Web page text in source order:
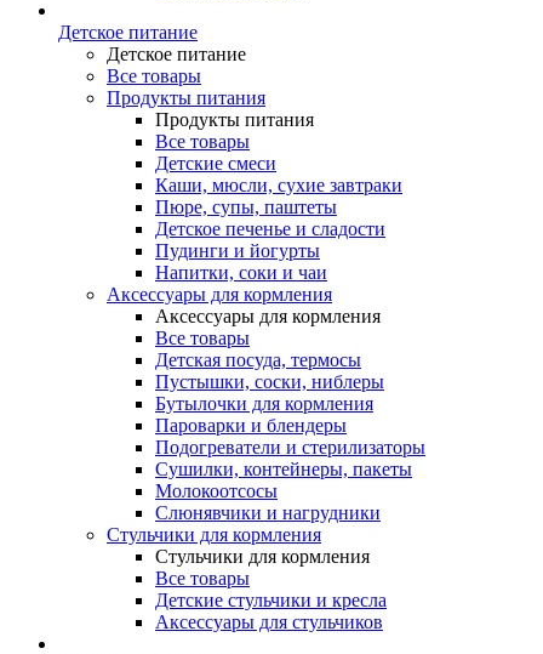
Детское питание
Детское питание
Все товары
Продукты питания
Продукты питания
Все товары
Детские смеси
Каши, мюсли, сухие завтраки
Пюре, супы, паштеты
Детское печенье и сладости
Пудинги и йогурты
Напитки, соки и чаи
Аксессуары для кормления
Аксессуары для кормления
Все товары
Детская посуда, термосы
Пустышки, соски, ниблеры
Бутылочки для кормления
Пароварки и блендеры
Подогреватели и стерилизаторы
Сушилки, контейнеры, пакеты
Молокоотсосы
Слюнявчики и нагрудники
Стульчики для кормления
Стульчики для кормления
Все товары
Детские стульчики и кресла
Аксессуары для стульчиков